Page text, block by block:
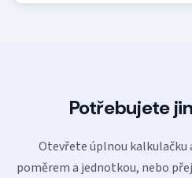
Potřebujete
Otevřete úplnou
poměrem a jednotkou, nebo